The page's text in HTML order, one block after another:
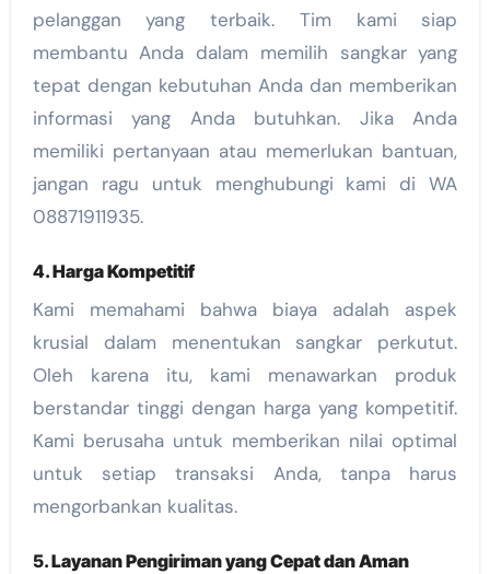
pelanggan yang terbaik. Tim kami siap
membantu Anda dalam memilih sangkar yang
tepat dengan kebutuhan Anda dan memberikan
informasi yang Anda butuhkan. Jika Anda
memiliki pertanyaan atau memerlukan bantuan,
jangan ragu untuk menghubungi kami di WA
08871911935.
4.Harga Kompetitif
Kami memahami bahwa biaya adalah aspek
krusial dalam menentukan sangkar perkutut.
Oleh karena itu, kami menawarkan produk
berstandar tinggi dengan harga yang kompetitif.
Kami berusaha untuk memberikan nilai optimal
untuk setiap transaksi Anda, tanpa harus
mengorbankan kualitas.
5.Layanan Pengiriman yang Cepat dan Aman